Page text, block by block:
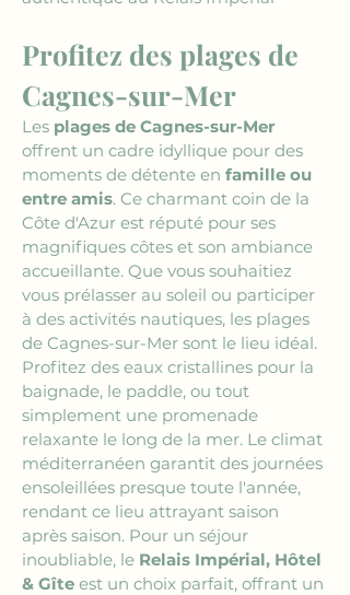
Profitez des plages de
Cagnes-sur-Mer
Les plages de Cagnes-sur-Mer
offrent un cadre idyllique pour des
moments de détente en famille ou
entre amis. Ce charmant coin de la
Côte d'Azur est réputé pour ses
magnifiques côtes et son ambiance
accueillante. Que vous souhaitiez
vous prélasser au soleil ou participer
à des activités nautiques, les plages
de Cagnes-sur-Mer sont le lieu idéal.
Profitez des eaux cristallines pour la
baignade, le paddle, ou tout
simplement une promenade
relaxante le long de la mer. Le climat
méditerranéen garantit des journées
ensoleillées presque toute l'année,
rendant ce lieu attrayant saison
après saison. Pour un séjour
inoubliable, le Relais Impérial, Hôtel
& Gîte est un choix parfait, offrant un